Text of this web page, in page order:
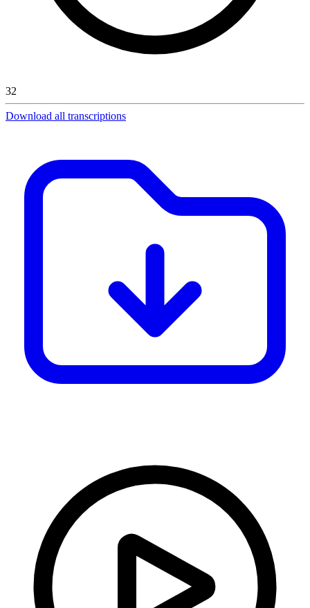
32
Download all transcriptions